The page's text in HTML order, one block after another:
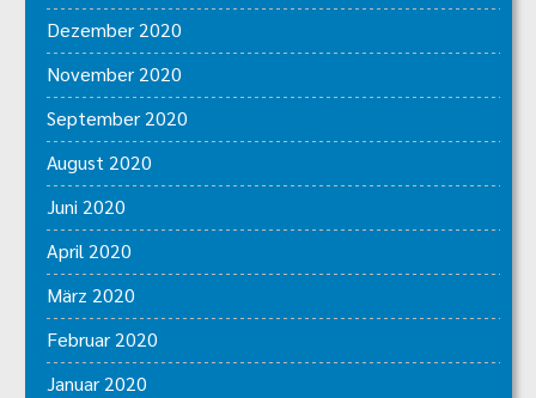
Dezember 2020
November 2020
September 2020
August 2020
Juni 2020
April 2020
März 2020
Februar 2020
Januar 2020